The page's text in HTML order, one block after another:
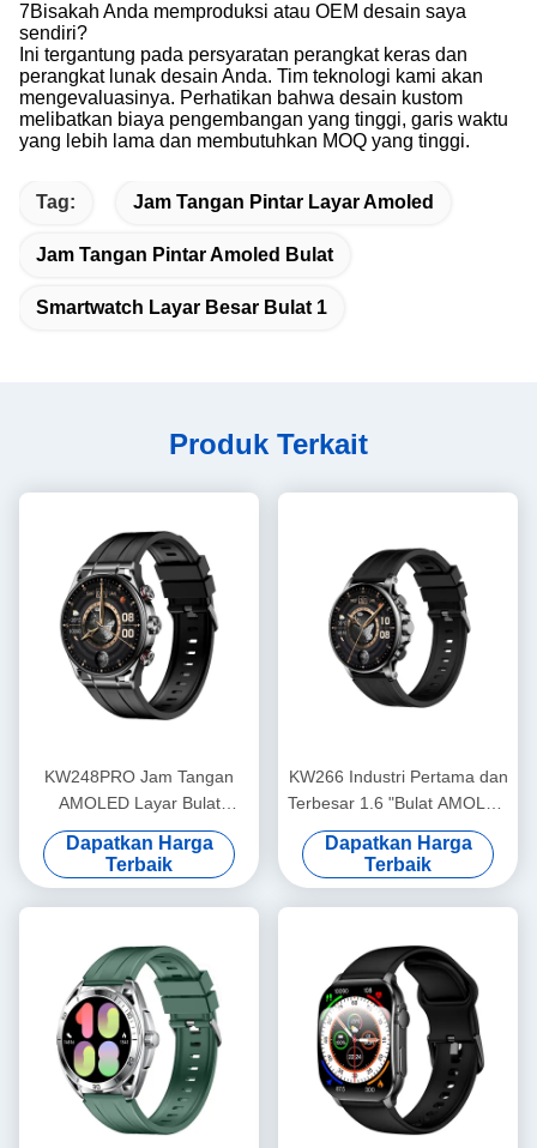
7Bisakah Anda memproduksi atau OEM desain saya
sendiri?
Ini tergantung pada persyaratan perangkat keras dan
perangkat lunak desain Anda. Tim teknologi kami akan
mengevaluasinya. Perhatikan bahwa desain kustom
melibatkan biaya pengembangan yang tinggi, garis waktu
yang lebih lama dan membutuhkan MOQ yang tinggi.
Tag: Jam Tangan Pintar Layar Amoled
Jam Tangan Pintar Amoled Bulat
Smartwatch Layar Besar Bulat 1
Produk Terkait
KW248PRO Jam Tangan
AMOLED Layar Bulat
Terbesar 1.6" Pertama di
Industri
Dapatkan Harga
Terbaik
KW266 Industri Pertama dan
Terbesar 1.6 "Bulat AMOLED
Smartwatch dengan
Bluetooth Calling Advanced
Sensor
Dapatkan Harga
Terbaik